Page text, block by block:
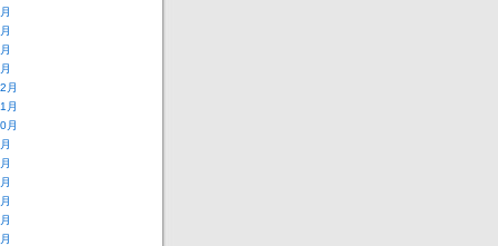
月
月
月